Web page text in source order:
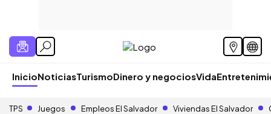
InicioNoticiasTurismoDinero y negociosVida
TPS Juegos Empleos El Salvador Viviendas El Salvador